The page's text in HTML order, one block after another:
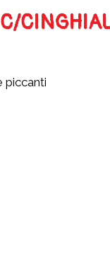
C/
piccanti